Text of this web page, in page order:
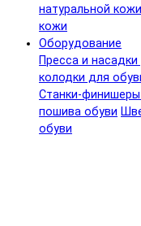
натуральной кожи
кожи
Оборудование
Пресса и
колодки для
Станки-
пошива обуви
обуви